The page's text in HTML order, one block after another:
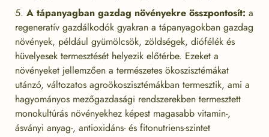
A tápanyagban gazdag növényekre összpontosít: a
regeneratív gazdálkodók gyakran a tápanyagokban gazdag
növények, például gyümölcsök, zöldségek, diófélék és
hüvelyesek termesztését helyezik előtérbe. Ezeket a
növényeket jellemzően a természetes ökoszisztémákat
utánzó, változatos agroökoszisztémákban termesztik, ami a
hagyományos mezőgazdasági rendszerekben termesztett
monokultúrás növényekhez képest magasabb vitamin-,
ásványi anyag-, antioxidáns- és fitonutriens-szintet